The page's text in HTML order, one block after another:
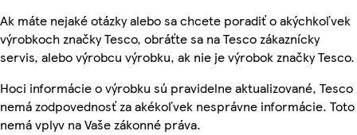
Ak máte nejaké otázky alebo sa chcete poradiť o akýchkoľvek
výrobkoch značky Tesco, obráťte sa na Tesco zákaznícky
servis, alebo výrobcu výrobku, ak nie je výrobok značky Tesco.
Hoci informácie o výrobku sú pravidelne aktualizované, Tesco
nemá zodpovednosť za akékoľvek nesprávne informácie. Toto
nemá vplyv na Vaše zákonné práva.